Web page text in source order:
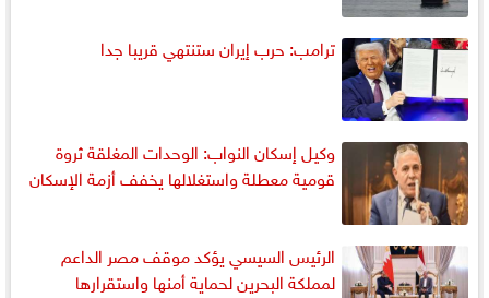
ترامب: حرب إيران ستنتهي قريبا جدا
وكيل إسكان النواب: الوحدات المغلقة ثروة
قومية معطلة واستغلالها يخفف أزمة الإسكان
الرئيس السيسي يؤكد موقف مصر الداعم
لمملكة البحرين لحماية أمنها واستقرارها